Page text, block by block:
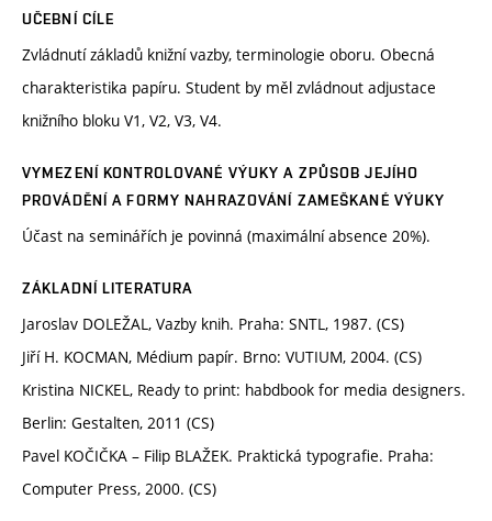
UČEBNÍ CÍLE
Zvládnutí základů knižní vazby, terminologie oboru. Obecná
charakteristika papíru. Student by měl zvládnout adjustace
knižního bloku V1, V2, V3, V4.
VYMEZENÍ KONTROLOVANÉ VÝUKY A ZPŮSOB JEJÍHO
PROVÁDĚNÍ A FORMY NAHRAZOVÁNÍ ZAMEŠKANÉ VÝUKY
Účast na seminářích je povinná (maximální absence 20%).
ZÁKLADNÍ LITERATURA
Jaroslav DOLEŽAL, Vazby knih. Praha: SNTL, 1987. (CS)
Jiří H. KOCMAN, Médium papír. Brno: VUTIUM, 2004. (CS)
Kristina NICKEL, Ready to print: habdbook for media designers.
Berlin: Gestalten, 2011 (CS)
Pavel KOČIČKA – Filip BLAŽEK. Praktická typografie. Praha:
Computer Press, 2000. (CS)